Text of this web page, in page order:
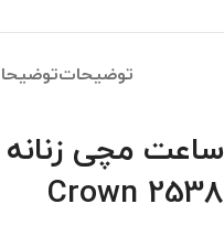
توضیحات
Crown 2538